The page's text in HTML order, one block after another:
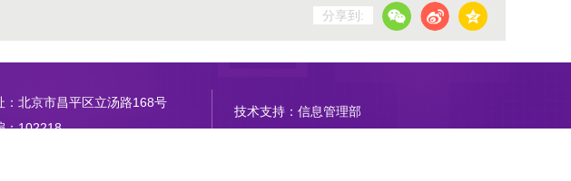
分享到:
：北京市昌平区立汤路168号
：102218
技术支持：信息管理部